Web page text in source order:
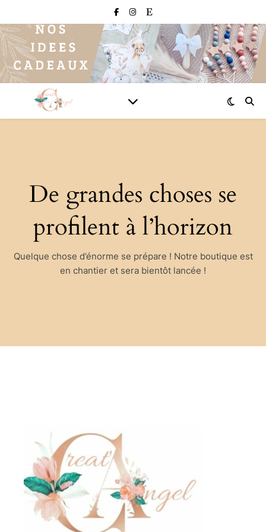
De grandes choses se
profilent à l’horizon
Quelque chose d’énorme se prépare ! Notre boutique est
en chantier et sera bientôt lancée !